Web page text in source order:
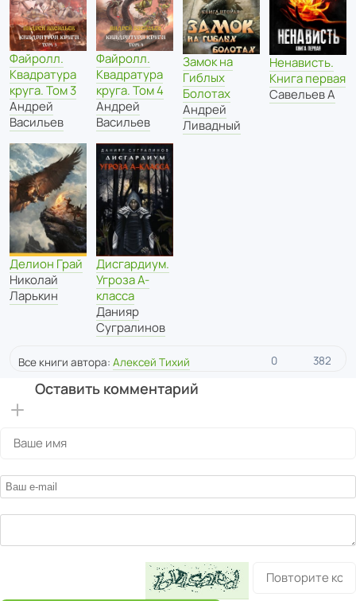
Файролл.
Квадратура
круга. Том 3
Андрей
Васильев
Файролл.
Квадратура
круга. Том 4
Андрей
Васильев
Замок на
Гиблых
Болотах
Андрей
Ливадный
Ненависть.
Книга первая
Савельев А
Делион Грай
Николай
Ларькин
Дисгардиум.
Угроза А-
класса
Данияр
Сугралинов
Все книги автора: Алексей Тихий 0 382
Оставить комментарий